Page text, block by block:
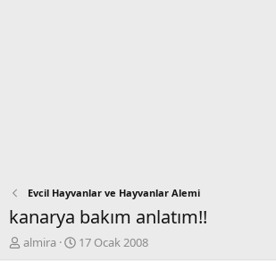
Evcil Hayvanlar ve Hayvanlar Alemi
kanarya bakım anlatım!!
K
almira
B17 Ocak 2008